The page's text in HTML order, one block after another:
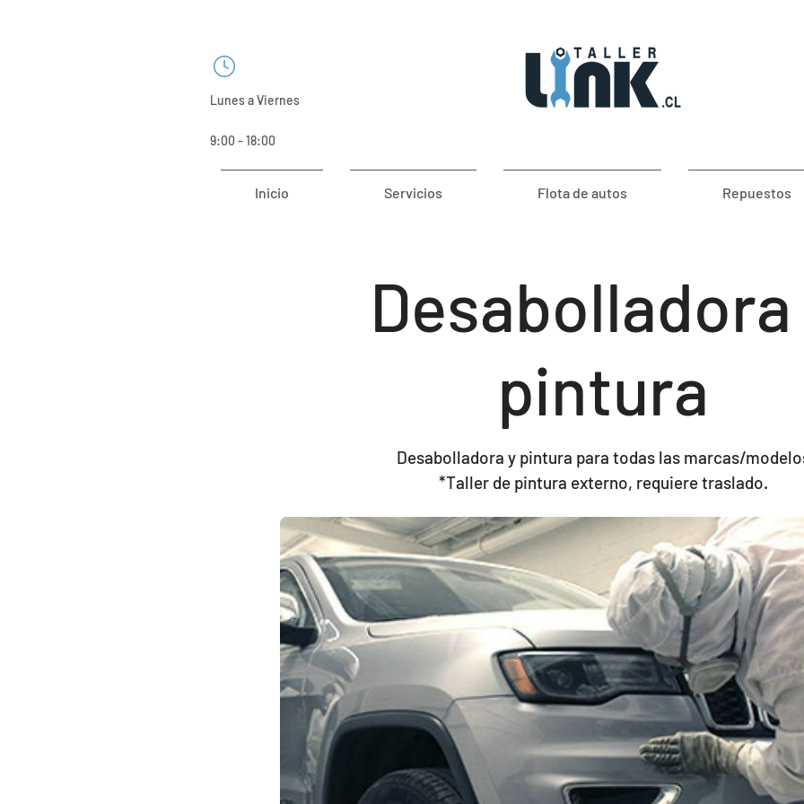
Lunes a Viernes
9:00 - 18:00
Inicio Servicios Flota de autos Repuestos
Desabolladora
pintura
Desabolladora y pintura para todas las marcas/
*Taller de pintura externo, requiere traslado.